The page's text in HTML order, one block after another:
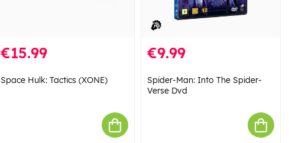
€15.99
Space Hulk: Tactics (XONE)
€9.99
Spider-Man: Into The Spider-
Verse Dvd